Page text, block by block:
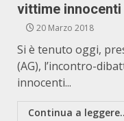
vittime innocenti
20 Marzo 2018
Si è tenuto oggi,
(AG), l’incontro-
innocenti...
Continua a